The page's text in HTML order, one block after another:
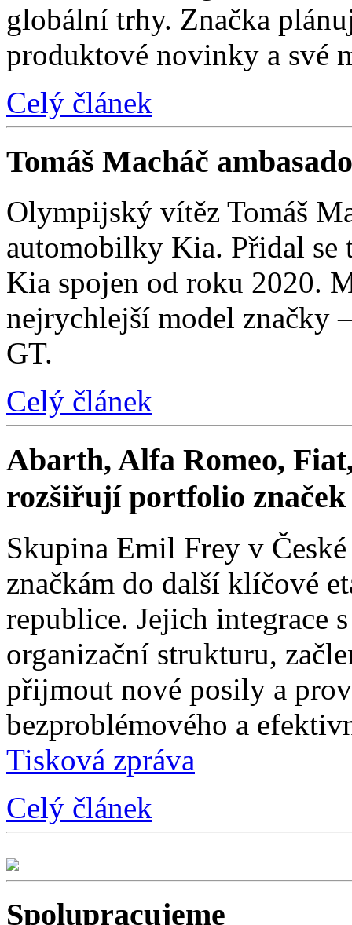
globální trhy. Značka
produktové novinky a své
Celý článek
Tomáš Macháč
Olympijský vítěz Tomáš
automobilky Kia. Přidal se
Kia spojen od roku 2020.
nejrychlejší model značky
GT.
Celý článek
Abarth, Alfa Romeo,
rozšiřují portfolio
Skupina Emil Frey v
značkám do další klíčové
republice. Jejich integrace
organizační strukturu,
přijmout nové posily a
bezproblémového a
Tisková zpráva
Celý článek
Spolupracujeme